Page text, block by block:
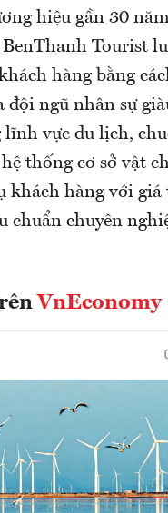
hiệu gần 30
Tourist
hàng bằng
đội ngũ nhân sự
vực du lịch,
thống cơ sở vật
khách hàng với giá
chuẩn chuyên
VnEconomy